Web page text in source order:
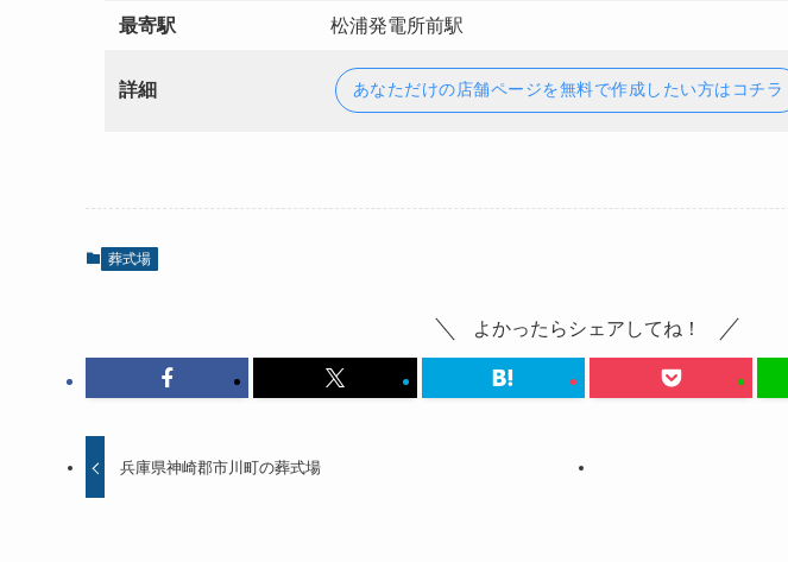
最寄駅 松浦発電所前駅
詳細 あなただけの店舗ページを無料で作成したい方はコチラ
葬式場
よかったらシェアしてね！
兵庫県神崎郡市川町の葬式場